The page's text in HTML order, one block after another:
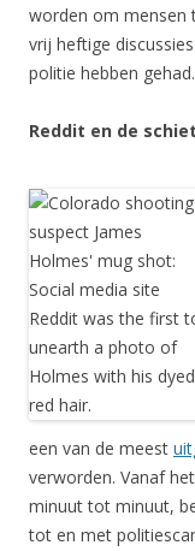
worden om mensen
vrij heftige
politie hebben gehad.
Reddit en de
een van de meest
verworden. Vanaf
minuut tot minuut,
tot en met